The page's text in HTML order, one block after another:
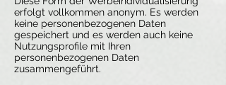
erfolgt vollkommen anonym. Es werden
keine personenbezogenen Daten
gespeichert und es werden auch keine
Nutzungsprofile mit Ihren
personenbezogenen Daten
zusammengeführt.